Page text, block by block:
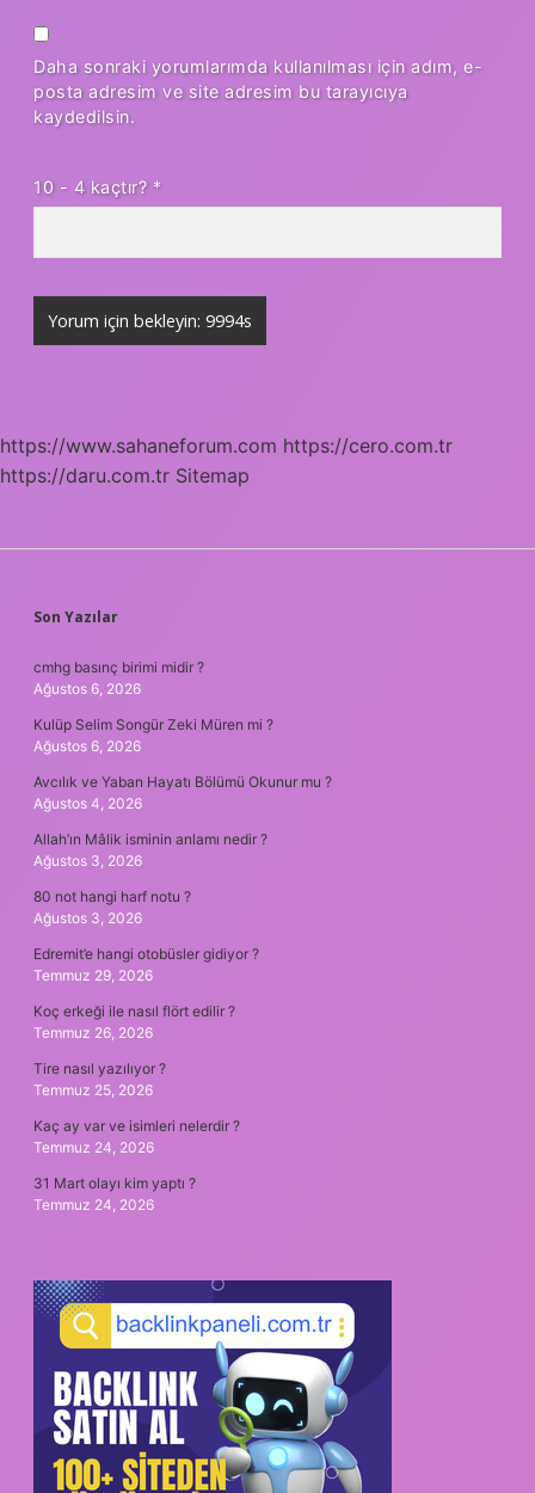
Daha sonraki yorumlarımda kullanılması için adım, e-
posta adresim ve site adresim bu tarayıcıya
kaydedilsin.
10 - 4 kaçtır? *
https://www.sahaneforum.com https://cero.com.tr
https://daru.com.tr Sitemap
SIDEBAR
Son Yazılar
cmhg basınç birimi midir ?
Ağustos 6, 2026
Kulüp Selim Songür Zeki Müren mi ?
Ağustos 6, 2026
Avcılık ve Yaban Hayatı Bölümü Okunur mu ?
Ağustos 4, 2026
Allah’ın Mâlik isminin anlamı nedir ?
Ağustos 3, 2026
80 not hangi harf notu ?
Ağustos 3, 2026
Edremit’e hangi otobüsler gidiyor ?
Temmuz 29, 2026
Koç erkeği ile nasıl flört edilir ?
Temmuz 26, 2026
Tire nasıl yazılıyor ?
Temmuz 25, 2026
Kaç ay var ve isimleri nelerdir ?
Temmuz 24, 2026
31 Mart olayı kim yaptı ?
Temmuz 24, 2026